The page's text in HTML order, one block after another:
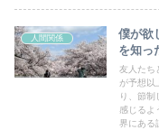
人間関係
僕が欲
を知っ
友人たち
が予想以
り、節制
感じるよ
界にある